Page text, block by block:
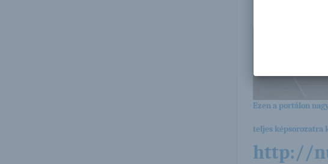
Ezen a portálon
teljes képsorozatra
http://